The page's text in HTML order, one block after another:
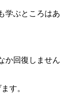
学ぶところはあ
か回復しません
す。